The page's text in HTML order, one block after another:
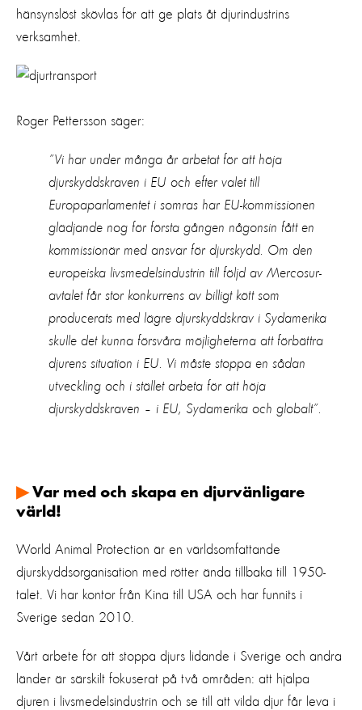
hänsynslöst skövlas för att ge plats åt djurindustrins
verksamhet
Roger Pettersson säger:
”Vi har under många år arbetat för att höja
djurskyddskraven i EU och efter valet till
Europaparlamentet i somras har EU-kommissionen
glädjande nog för första gången någonsin fått en
kommissionär med ansvar för djurskydd. Om den
europeiska livsmedelsindustrin till följd av Mercosur-
avtalet får stor konkurrens av billigt kött som
producerats med lägre djurskyddskrav i Sydamerika
skulle detkunna försvåra möjligheterna att förbättra
djurens situation i EU.
Vi måste stoppa en sådan
utveckling och i stället arbeta för att höja
djurskyddskraven – i EU, Sydamerika och globalt”
▶ Var med och skapa en djurvänligare
värld!
World Animal Protection är en världsomfattande
djurskyddsorganisation med rötter ända tillbaka till 1950-
talet. Vi har kontor från Kina till USA och har funnits i
Sverige sedan 2010.
Vårt arbete för att stoppa djurs lidande i Sverige och andra
länder är särskilt fokuserat på två områden: att hjälpa
djuren i livsmedelsindustrin och se till att vilda djur får leva i